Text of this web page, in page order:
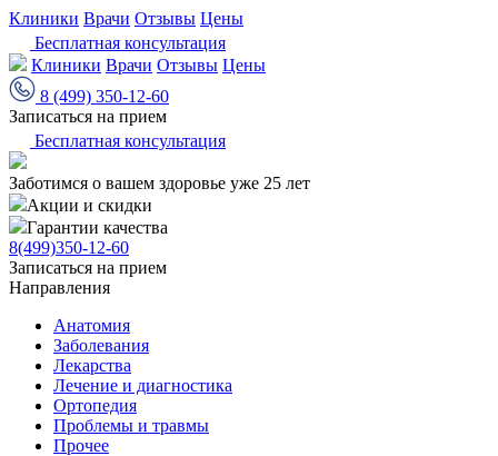
Клиники Врачи Отзывы Цены
Бесплатная консультация
Клиники Врачи Отзывы Цены
8 (499) 350-12-60
Записаться на прием
Бесплатная консультация
Заботимся о вашем здоровье уже 25 лет
Акции и скидки
Гарантии качества
8(499)350-12-60
Записаться на прием
Направления
Анатомия
Заболевания
Лекарства
Лечение и диагностика
Ортопедия
Проблемы и травмы
Прочее